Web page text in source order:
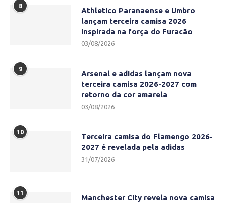
8
Athletico Paranaense e Umbro
lançam terceira camisa 2026
inspirada na força do Furacão
03/08/2026
9
Arsenal e adidas lançam nova
terceira camisa 2026-2027 com
retorno da cor amarela
03/08/2026
10
Terceira camisa do Flamengo 2026-
2027 é revelada pela adidas
31/07/2026
11
Manchester City revela nova camisa